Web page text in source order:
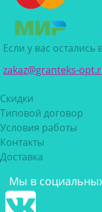
Если у вас
zakaz@granteks-
Скидки
Типовой договор
Условия работы
Контакты
Доставка
Мы в